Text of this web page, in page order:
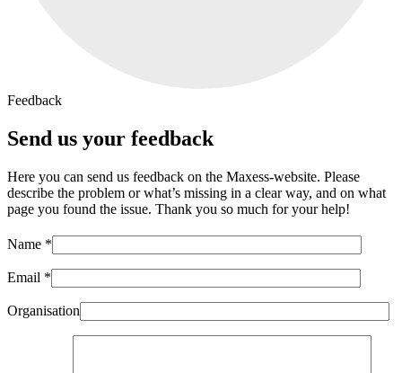
Feedback
Send us your feedback
Here you can send us feedback on the Maxess-website. Please
describe the problem or what’s missing in a clear way, and on what
page you found the issue. Thank you so much for your help!
Name *
Email *
Organisation